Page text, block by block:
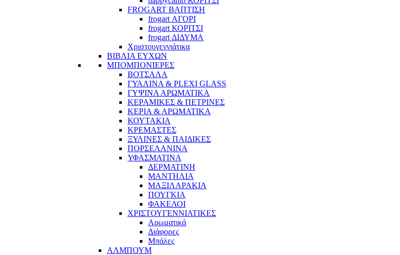
FROGART ΒΑΠΤΙΣΗ
frogart ΑΓΟΡΙ
frogart ΚΟΡΙΤΣΙ
frogart ΔΙΔΥΜΑ
Χριστουγεννιάτικα
ΒΙΒΛΙΑ ΕΥΧΩΝ
ΜΠΟΜΠΟΝΙΕΡΕΣ
ΒΟΤΣΑΛΑ
ΓΥΑΛΙΝΑ & PLEXI GLASS
ΓΥΨΙΝΑ ΑΡΩΜΑΤΙΚΑ
ΚΕΡΑΜΙΚΕΣ & ΠΕΤΡΙΝΕΣ
ΚΕΡΙΑ & ΑΡΩΜΑΤΙΚΑ
ΚΟΥΤΑΚΙΑ
ΚΡΕΜΑΣΤΕΣ
ΞΥΛΙΝΕΣ & ΠΑΙΔΙΚΕΣ
ΠΟΡΣΕΛΑΝΙΝΑ
ΥΦΑΣΜΑΤΙΝA
ΔΕΡΜΑΤΙΝΗ
ΜΑΝΤΗΛΙΑ
ΜΑΞΙΛΑΡΑΚΙΑ
ΠΟΥΓΚΙΑ
ΦΑΚΕΛΟΙ
ΧΡΙΣΤΟΥΓΕΝΝΙΑΤΙΚΕΣ
Αρωματικά
Διάφορες
Μπάλες
ΑΛΜΠΟΥΜ